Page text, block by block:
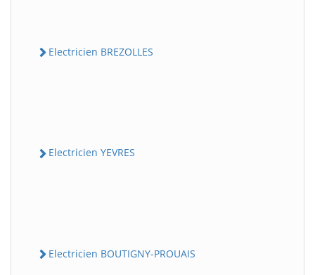
Electricien BREZOLLES
Electricien YEVRES
Electricien BOUTIGNY-PROUAIS